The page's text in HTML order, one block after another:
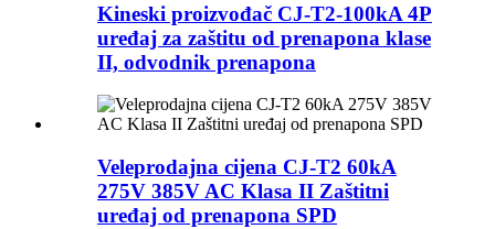
Kineski proizvođač CJ-T2-100kA 4P
uređaj za zaštitu od prenapona klase
II, odvodnik prenapona
Veleprodajna cijena CJ-T2 60kA
275V 385V AC Klasa II Zaštitni
uređaj od prenapona SPD